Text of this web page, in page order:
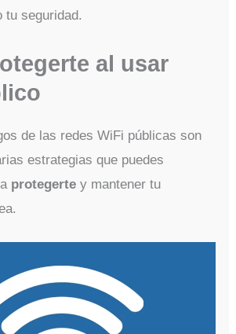
tu seguridad.
al usar
de las redes WiFi públicas son
estrategias que puedes
protegerte y mantener tu